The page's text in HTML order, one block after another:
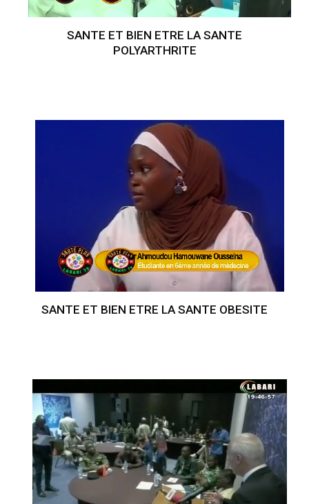
SANTE ET BIEN ETRE LA SANTE
POLYARTHRITE
SANTE ET BIEN ETRE LA SANTE OBESITE